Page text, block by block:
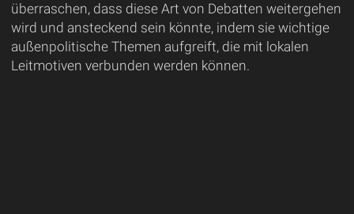
überraschen, dass diese Art von Debatten weitergehen
wird und ansteckend sein könnte, indem sie wichtige
außenpolitische Themen aufgreift, die mit lokalen
Leitmotiven verbunden werden können.